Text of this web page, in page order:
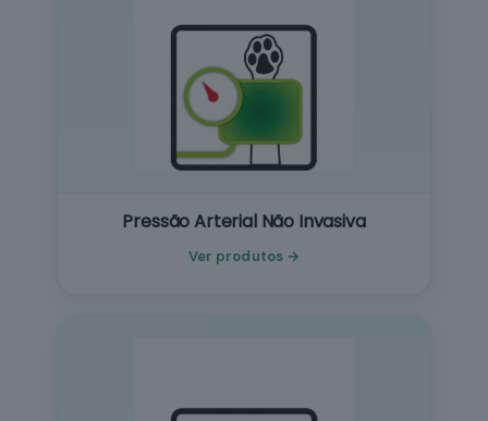
Pressão Arterial Não Invasiva
Ver produtos →